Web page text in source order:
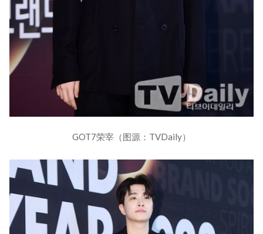
GOT7荣宰（图源：TVDaily）